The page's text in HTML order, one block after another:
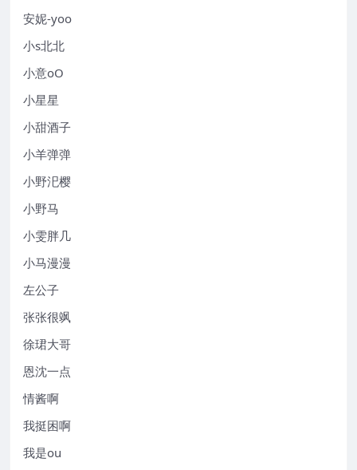
安妮-yoo
小s北北
小意oO
小星星
小甜酒子
小羊弹弹
小野汜樱
小野马
小雯胖几
小马漫漫
左公子
张张很飒
徐珺大哥
恩沈一点
情酱啊
我挺困啊
我是ou